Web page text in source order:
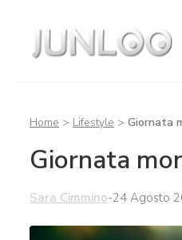
Home > Lifestyle > Giornata
Giornata
Sara Cimmino-24 Agosto